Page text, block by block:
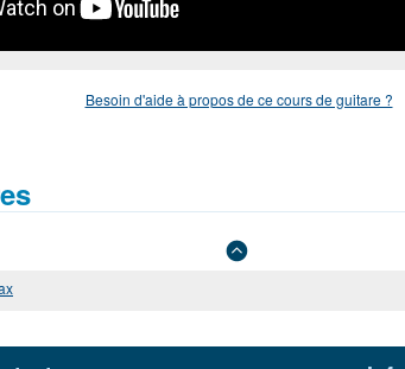
Besoin d'aide à propos de ce cours de guitare ?